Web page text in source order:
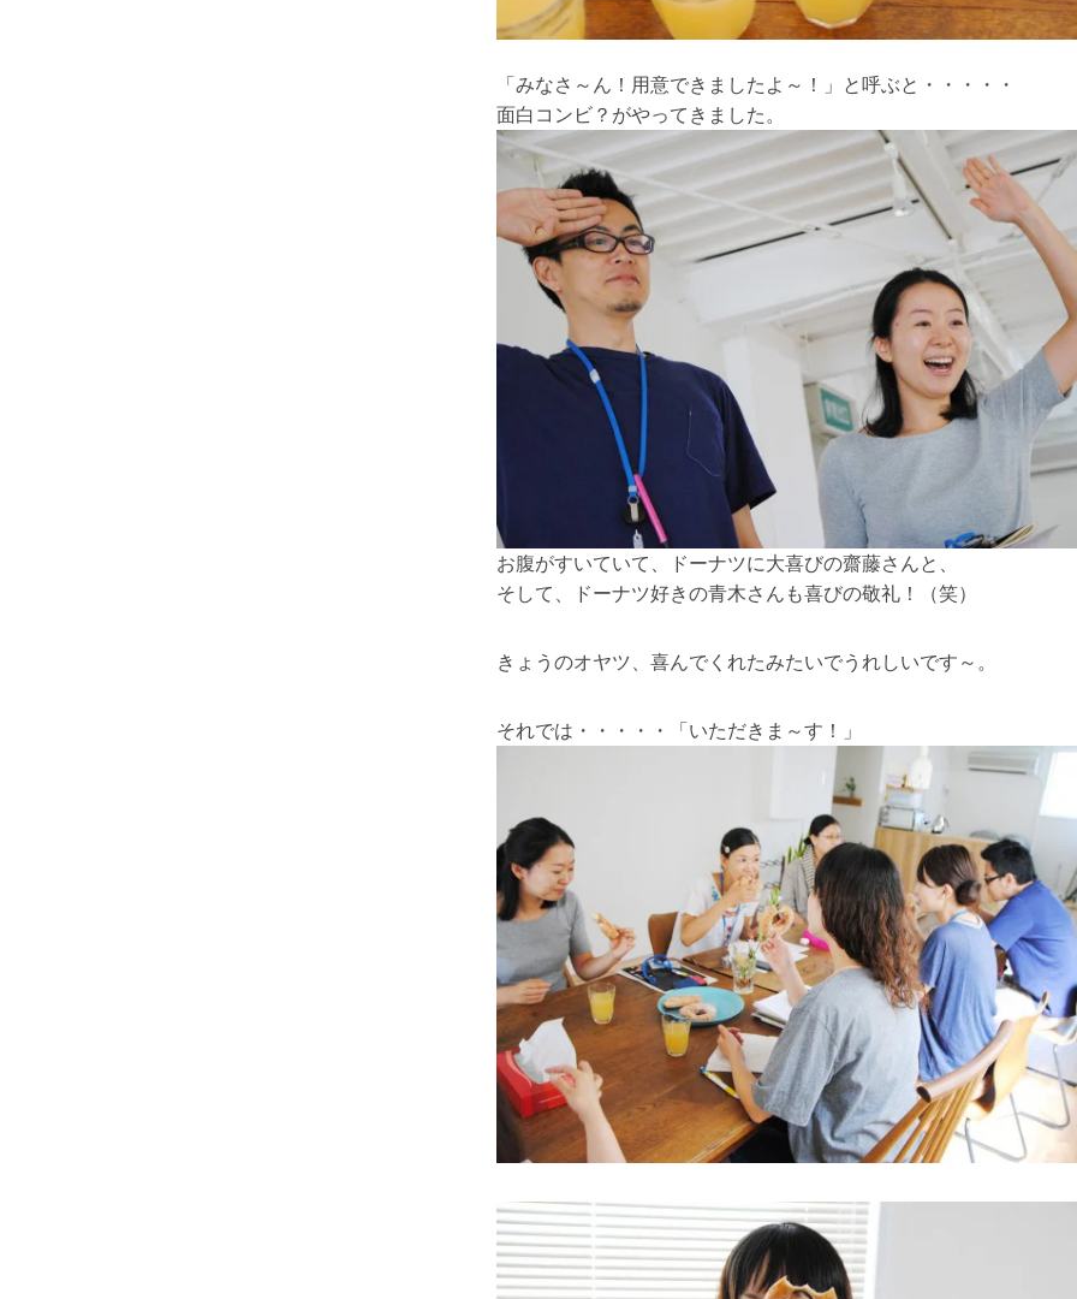
「みなさ～ん！用意できましたよ～！」と呼ぶと・・・・・
面白コンビ？がやってきました。
お腹がすいていて、ドーナツに大喜びの齋藤さんと、
そして、ドーナツ好きの青木さんも喜びの敬礼！（笑）
きょうのオヤツ、喜んでくれたみたいでうれしいです～。
それでは・・・・・「いただきま～す！」